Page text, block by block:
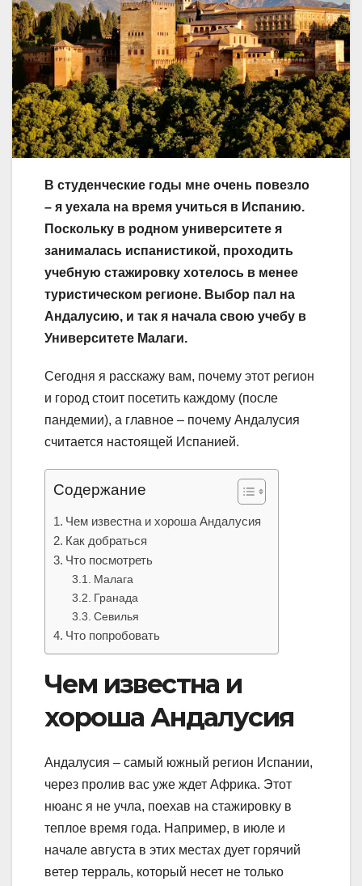
В студенческие годы мне очень повезло
– я уехала на время учиться в Испанию.
Поскольку в родном университете я
занималась испанистикой, проходить
учебную стажировку хотелось в менее
туристическом регионе. Выбор пал на
Андалусию, и так я начала свою учебу в
Университете Малаги.
Сегодня я расскажу вам, почему этот регион
и город стоит посетить каждому (после
пандемии), а главное – почему Андалусия
считается настоящей Испанией.
Содержание
Чем известна и хороша Андалусия
Как добраться
Что посмотреть
Малага
Гранада
Севилья
Что попробовать
Чем известна и
хороша Андалусия
Андалусия – самый южный регион Испании,
через пролив вас уже ждет Африка. Этот
нюанс я не учла, поехав на стажировку в
теплое время года. Например, в июле и
начале августа в этих местах дует горячий
ветер терраль, который несет не только